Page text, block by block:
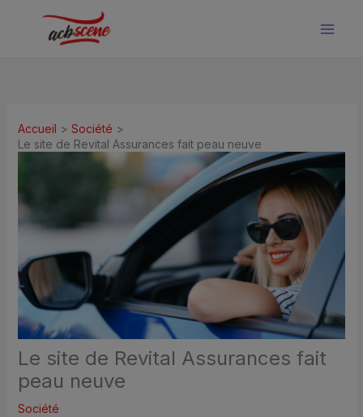
Accueil
Société
Le site de Revital Assurances fait peau neuve
Le site de Revital Assurances fait
peau neuve
Société